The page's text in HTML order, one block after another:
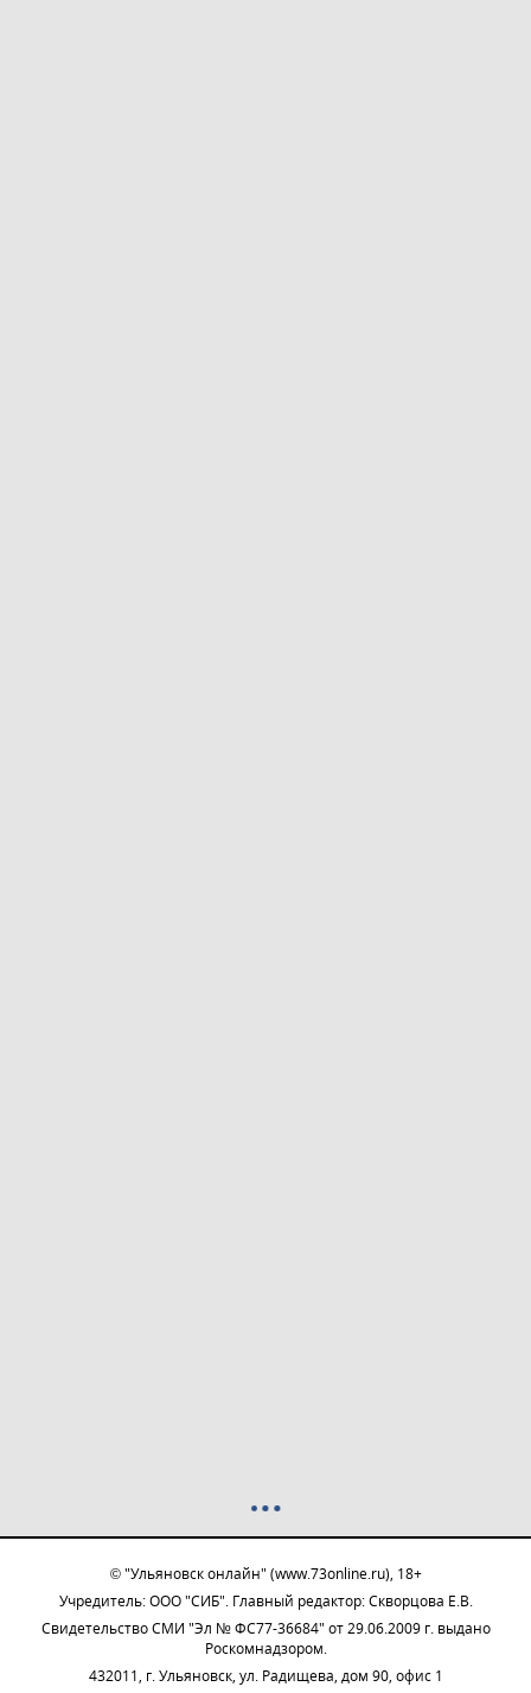
© "Ульяновск онлайн" (www.73online.ru), 18+
Учредитель: ООО "СИБ". Главный редактор: Скворцова Е.В.
Свидетельство СМИ "Эл № ФС77-36684" от 29.06.2009 г. выдано
Роскомнадзором.
432011, г. Ульяновск, ул. Радищева, дом 90, офис 1